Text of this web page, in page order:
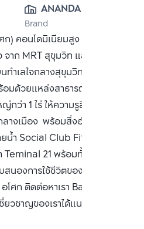
ANANDA
DEVELOPMENT
PUBLIC CO.,
LTD.
Brand
คอนโดมิเนียมสูง 50 ชั้น
าก MRT สุขุมวิท และเพียง 230
ทำเลใจกลางสุขุมวิท
มด้วยแหล่งสาธารณูปโภค พร้อม
ว่า 1 ไร่ ให้ความรูสึกเหมือนใช้
างเมือง พร้อมสิ่งอำนวยความ
น้ำ Social Club Fitness Sky
21 พร้อมทั้งเป็นที่รวม
นองการใช้ชีวิตของคนเมือง ซื้อ
ศก ติดต่อหาเรา Bangkok
ชาญของเราได้แนะนำคอนโดให้